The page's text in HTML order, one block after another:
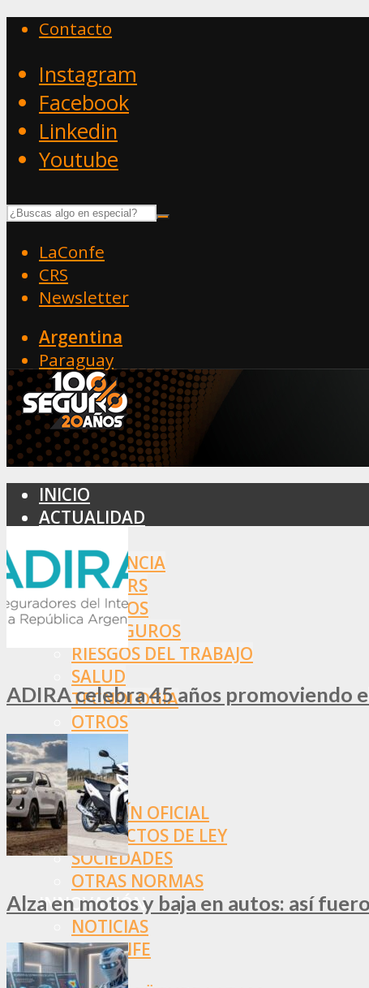
Contacto
Instagram
Facebook
Linkedin
Youtube
LaConfe
CRS
Newsletter
Argentina
Paraguay
INICIO
ACTUALIDAD
ASISTENCIA
BROKERS
SEGUROS
REASEGUROS
RIESGOS DEL TRABAJO
SALUD
TECNOLOGÍA
OTROS
NORMAS
SSN
SRT
BOLETÍN OFICIAL
PROYECTOS DE LEY
SOCIEDADES
OTRAS NORMAS
INNOVACIÓN
NOTICIAS
LA CONFE
ITC
ADIRA celebra 45 años promoviendo
Alza en motos y baja en autos: así